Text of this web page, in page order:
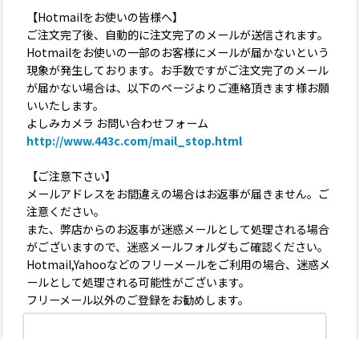
【Hotmailをお使いの皆様へ】
ご注文完了後、自動的に注文完了のメールが送信されます。
Hotmailをお使いの一部のお客様にメールが届かないという
現象が発生しております。お手数ですがご注文完了のメール
が届かない場合は、以下のページよりご連絡頂きます様お願
いいたします。
よしみカメラ お問い合わせフォーム
http://www.443c.com/mail_stop.html
【ご注意下さい】
メールアドレスをお間違えの場合はお返事が届きません。ご
注意ください。
また、弊店からのお返事が迷惑メールとして処理される場合
がございますので、迷惑メールフォルダもご確認ください。
Hotmail,Yahooなどのフリーメールをご利用の場合、迷惑メ
ールとして処理される可能性がございます。
フリーメール以外のご登録をお勧めします。